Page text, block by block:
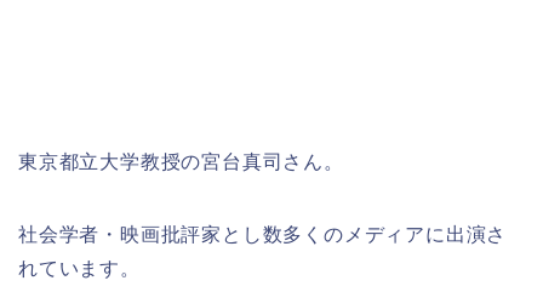
東京都立大学教授の宮台真司さん。
社会学者・映画批評家とし数多くのメディアに出演さ
れています。